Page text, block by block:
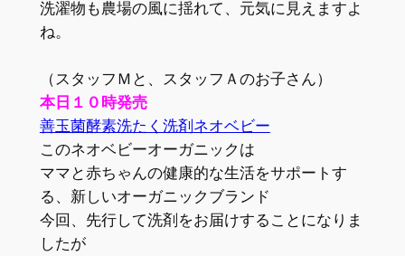
洗濯物も農場の風に揺れて、元気に見えますよ
ね。
（スタッフＭと、スタッフＡのお子さん）
本日１０時発売
善玉菌酵素洗たく洗剤ネオベビー
このネオベビーオーガニックは
ママと赤ちゃんの健康的な生活をサポートす
る、新しいオーガニックブランド
今回、先行して洗剤をお届けすることになりま
したが